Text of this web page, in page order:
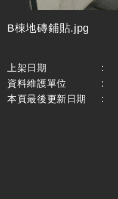
B棟地磚鋪貼.jpg
上架日期 :
資料維護單位
:
本頁最後更新日期
: